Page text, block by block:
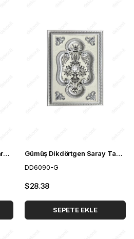
Beyaza Altın Dikdörtgen Saray Tavan 60*90 cm Gümüş Dikdörtgen Saray Tavan 60*90 cm
DD6090-G
$28.38
SEPETE EKLE